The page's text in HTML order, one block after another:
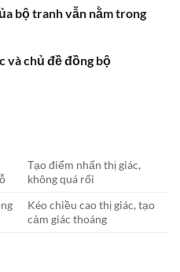
bộ tranh vẫn nằm trong
và chủ đề đồng bộ
Tạo điểm nhấn thị giác,
không quá rối
Kéo chiều cao thị giác, tạo
cảm giác thoáng